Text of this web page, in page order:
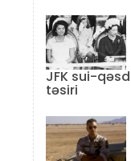
JFK sui-
təsiri